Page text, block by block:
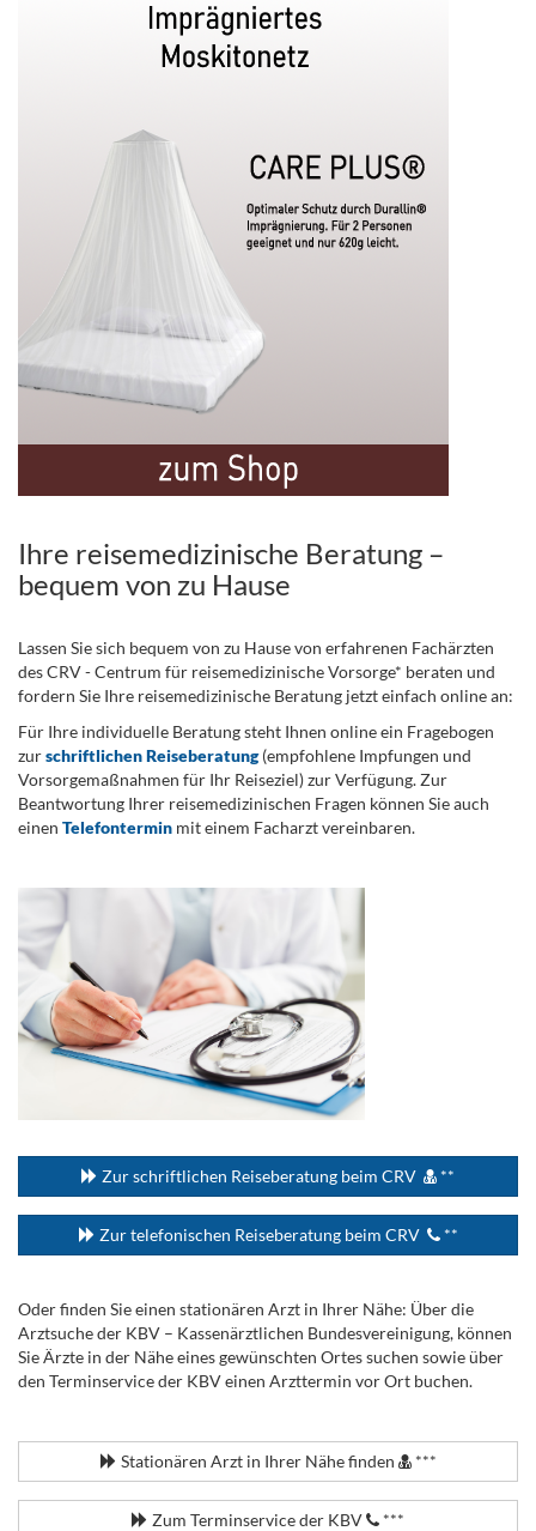
Ihre reisemedizinische Beratung –
bequem von zu Hause
Lassen Sie sich bequem von zu Hause von erfahrenen Fachärzten
des CRV - Centrum für reisemedizinische Vorsorge* beraten und
fordern Sie Ihre reisemedizinische Beratung jetzt einfach online an:
Für Ihre individuelle Beratung steht Ihnen online ein Fragebogen
zurschriftlichen Reiseberatung(empfohlene Impfungen und
Vorsorgemaßnahmen für Ihr Reiseziel) zur Verfügung. Zur
Beantwortung Ihrer reisemedizinischen Fragen können Sie auch
einen Telefontermin mit einem Facharzt vereinbaren.
Zur schriftlichen Reiseberatung beim CRV **
Zur telefonischen Reiseberatung beim CRV **
Oder finden Sie einen stationären Arzt in Ihrer Nähe: Über die
Arztsuche der KBV – Kassenärztlichen Bundesvereinigung, können
Sie Ärzte in der Nähe eines gewünschten Ortes suchen sowie über
den Terminservice der KBV einen Arzttermin vor Ort buchen.
Stationären Arzt in Ihrer Nähe finden ***
Zum Terminservice der KBV ***